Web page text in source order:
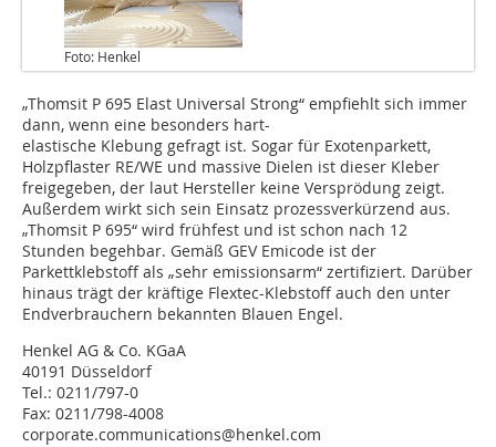
Foto: Henkel
„Thomsit P 695 Elast Universal Strong“ empfiehlt sich immer
dann, wenn eine besonders hart-
elastische Klebung gefragt ist. Sogar für Exotenparkett,
Holzpflaster RE/WE und massive Dielen ist dieser Kleber
freigegeben, der laut Hersteller keine Versprödung zeigt.
Außerdem wirkt sich sein Einsatz prozessverkürzend aus.
„Thomsit P 695“ wird frühfest und ist schon nach 12
Stunden begehbar. Gemäß GEV Emicode ist der
Parkettklebstoff als „sehr emissionsarm“ zertifiziert. Darüber
hinaus trägt der kräftige Flextec-Klebstoff auch den unter
Endverbrauchern bekannten Blauen Engel.
Henkel AG & Co. KGaA
40191 Düsseldorf
Tel.: 0211/797-0
Fax: 0211/798-4008
corporate.communications@henkel.com